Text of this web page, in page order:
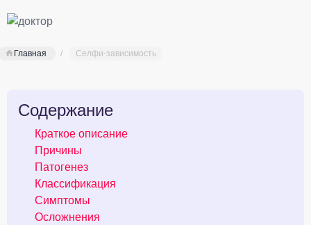
Главная Селфи-зависимость
Содержание
Краткое описание
Причины
Патогенез
Классификация
Симптомы
Осложнения